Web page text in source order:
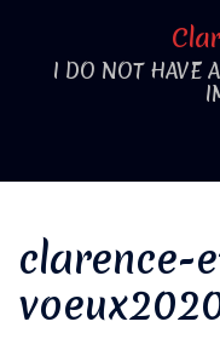
contenuI DO NOT HAVE
clarence-